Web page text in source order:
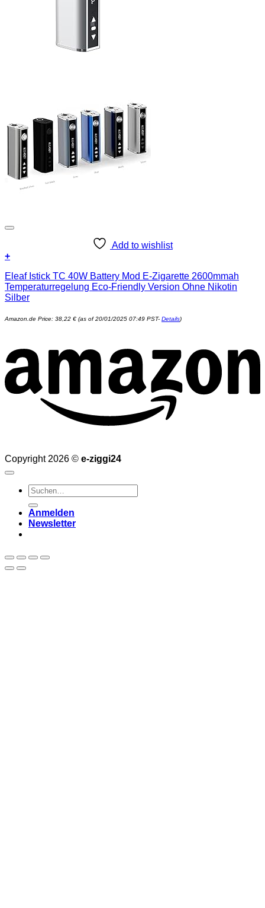
Add to wishlist
+
Eleaf Istick TC 40W Battery Mod E-Zigarette 2600mmah
Temperaturregelung Eco-Friendly Version Ohne Nikotin
Silber
Amazon.de Price: 38,22 € (as of 20/01/2025 07:49 PST- Details)
Copyright 2026 © e-ziggi24
Suchen
nach:
Anmelden
Newsletter